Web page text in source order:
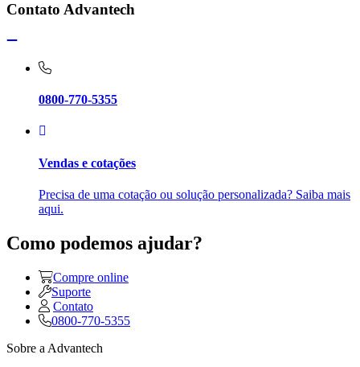
Contato Advantech
0800-770-5355
Vendas e cotações
Precisa de uma cotação ou solução personalizada? Saiba mais
aqui.
Como podemos ajudar?
Compre online
Suporte
Contato
0800-770-5355
Sobre a Advantech